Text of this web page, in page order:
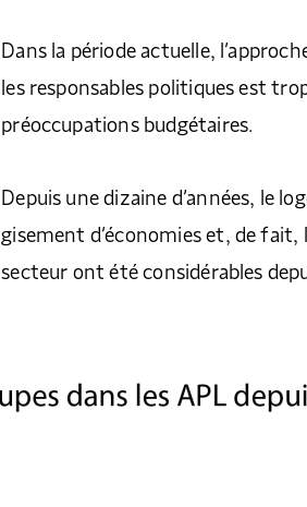
Dans la période actuelle,
les responsables politiques est
préoccupations budgétaires.
Depuis une dizaine d’années, le
gisement d’économies et, de
secteur ont été considérables